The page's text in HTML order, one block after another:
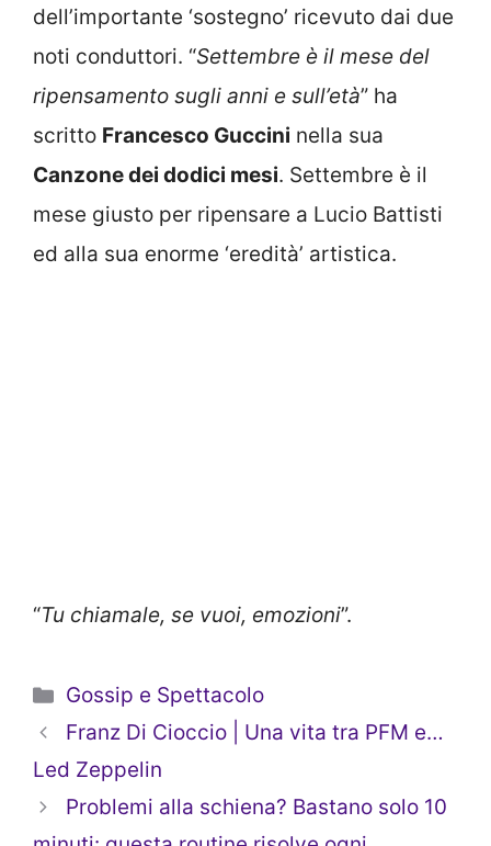
dell’importante ‘sostegno’ ricevuto dai due
noti conduttori. “Settembre è il mese del
ripensamento sugli anni e sull’età” ha
scritto Francesco Guccini nella sua
Canzone dei dodici mesi. Settembre è il
mese giusto per ripensare a Lucio Battisti
ed alla sua enorme ‘eredità’ artistica.
“Tu chiamale, se vuoi, emozioni”.
Categorie
Gossip e Spettacolo
Franz Di Cioccio | Una vita tra PFM e…
Led Zeppelin
Problemi alla schiena? Bastano solo 10